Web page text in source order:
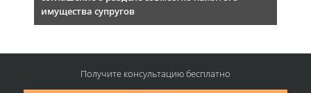
имущества супругов
Получите консультациюбесплатно